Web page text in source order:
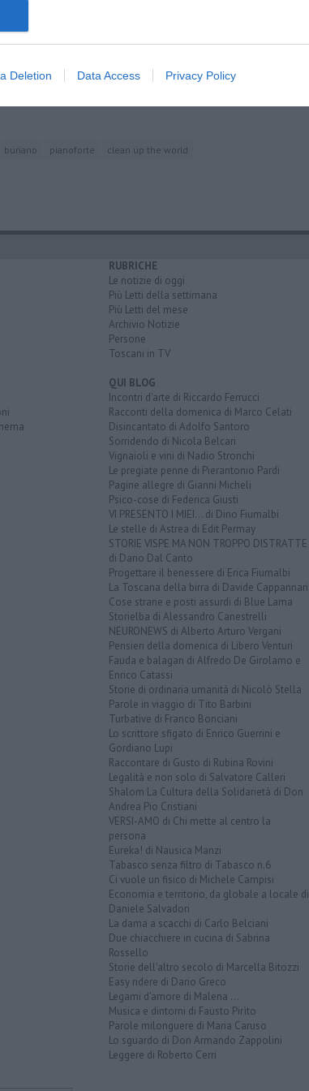
Deletion Data Access Privacy Policy
buriano pianoforte
clean up the world
RUBRICHE
Le notizie di oggi
Più Letti della settimana
Più Letti del mese
Archivio Notizie
Persone
Toscani in TV
QUI BLOG
Incontri d'arte di Riccardo Ferrucci
Racconti della domenica di Marco Celati
Disincantato di Adolfo Santoro
Sorridendo di Nicola Belcari
Vignaioli e vini di Nadio Stronchi
Le pregiate penne di Pierantonio Pardi
Pagine allegre di Gianni Micheli
Psico-cose di Federica Giusti
VI PRESENTO I MIEI... di Dino Fiumalbi
Le stelle di Astrea di Edit Permay
STORIE VISPE MA NON TROPPO DISTRATTE
di Dario Dal Canto
Progettare il benessere di Erica Fiumalbi
La Toscana della birra di Davide Cappannari
Cose strane e posti assurdi di Blue Lama
Storielba di Alessandro Canestrelli
NEURONEWS di Alberto Arturo Vergani
Pensieri della domenica di Libero Venturi
Fauda e balagan di Alfredo De Girolamo e
Enrico Catassi
Storie di ordinaria umanità di Nicolò Stella
Parole in viaggio di Tito Barbini
Turbative di Franco Bonciani
Lo scrittore sfigato di Enrico Guerrini e
Gordiano Lupi
Raccontare di Gusto di Rubina Rovini
Legalità e non solo di Salvatore Calleri
Shalom La Cultura della Solidarietà di Don
Andrea Pio Cristiani
VERSI-AMO di Chi mette al centro la
persona
Eureka! di Nausica Manzi
Tabasco senza filtro di Tabasco n.6
Ci vuole un fisico di Michele Campisi
Economia e territorio, da globale a locale di
Daniele Salvadori
La dama a scacchi di Carlo Belciani
Due chiacchiere in cucina di Sabrina
Rossello
Storie dell'altro secolo di Marcella Bitozzi
Easy ridere di Dario Greco
Legami d'amore di Malena ...
Musica e dintorni di Fausto Pirìto
Parole milonguere di Maria Caruso
Lo sguardo di Don Armando Zappolini
Leggere di Roberto Cerri